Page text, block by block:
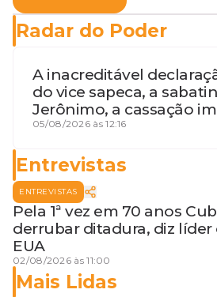
Radar do Poder
A inacreditável
do vice sapeca, a
Jerônimo, a cassação
desembargadora e a
05/08/2026 às 12:16
Entrevistas
ENTREVISTAS
Pela 1ª vez em 70 anos
derrubar ditadura, diz líder
EUA
02/08/2026 às 11:00
Mais Lidas